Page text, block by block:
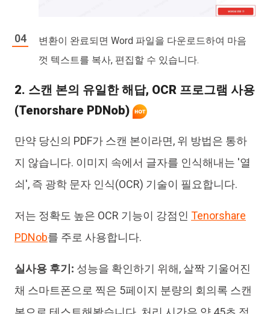
변환이 완료되면 Word 파일을 다운로드하여 마음
껏 텍스트를 복사, 편집할 수 있습니다.
2. 스캔 본의 유일한 해답, OCR 프로그램 사용
(Tenorshare PDNob)
만약 당신의 PDF가 스캔 본이라면, 위 방법은 통하
지 않습니다. 이미지 속에서 글자를 인식해내는 '열
쇠', 즉 광학 문자 인식(OCR) 기술이 필요합니다.
저는 정확도 높은 OCR 기능이 강점인 Tenorshare
PDNob를 주로 사용합니다.
실사용 후기: 성능을 확인하기 위해, 살짝 기울어진
채 스마트폰으로 찍은 5페이지 분량의 회의록 스캔